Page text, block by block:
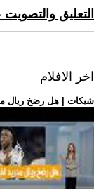
التعليق
اخر الافلام
.. شبكات | هل رضخ ريال